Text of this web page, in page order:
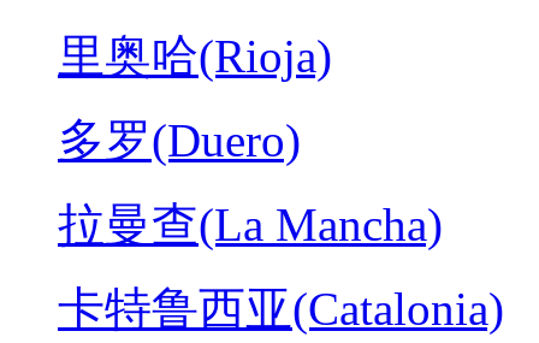
里奥哈(Rioja)
多罗(Duero)
拉曼查(La Mancha)
卡特鲁西亚(Catalonia)